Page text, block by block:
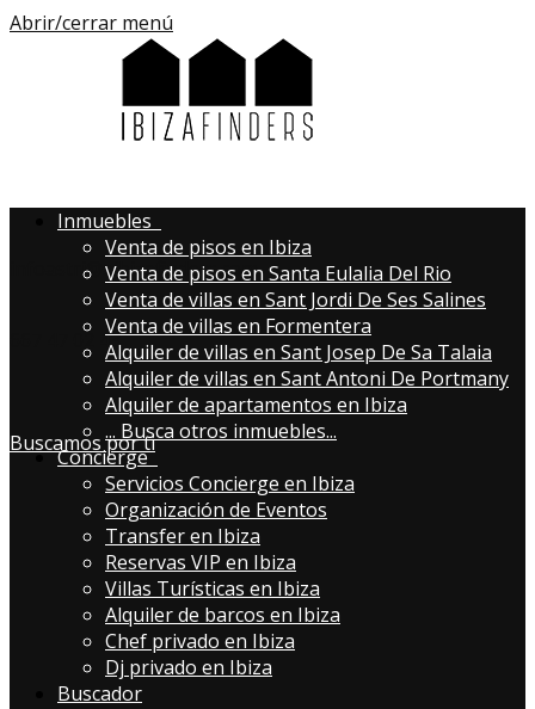
Abrir/cerrar menú
infoastri@aibizafinders.com
667 47 02 43
Buscamos por ti
Inmuebles
Venta de pisos en Ibiza
Venta de pisos en Santa Eulalia Del Rio
Venta de villas en Sant Jordi De Ses Salines
Venta de villas en Formentera
Alquiler de villas en Sant Josep De Sa Talaia
Alquiler de villas en Sant Antoni De Portmany
Alquiler de apartamentos en Ibiza
... Busca otros inmuebles...
Concierge
Servicios Concierge en Ibiza
Organización de Eventos
Transfer en Ibiza
Reservas VIP en Ibiza
Villas Turísticas en Ibiza
Alquiler de barcos en Ibiza
Chef privado en Ibiza
Dj privado en Ibiza
Buscador